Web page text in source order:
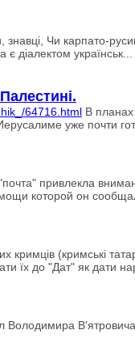
знавці, Чи карпато-
діалeктом українськ...
64716.html В
уже почти
привлекла
которой он
кримців (кримські
їх до "Дат" як дати
Володимира В'ятровича